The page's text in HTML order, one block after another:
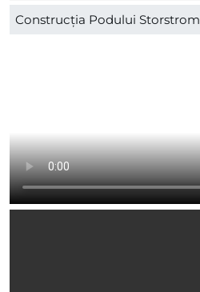
Construcția Podului Storstrom